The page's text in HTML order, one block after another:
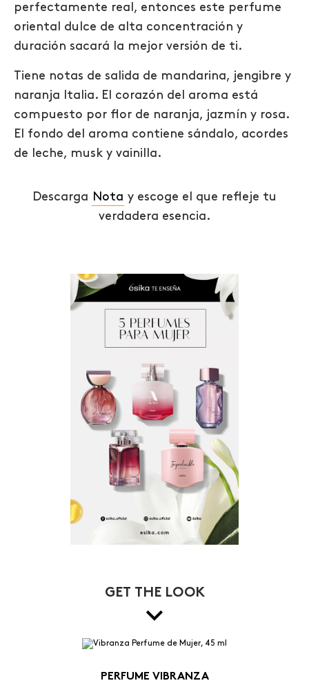
perfectamente real, entonces este perfume
oriental dulce de alta concentración y
duración sacará la mejor versión de ti.
Tiene notas de salida de mandarina, jengibre y
naranja Italia. El corazón del aroma está
compuesto por flor de naranja, jazmín y rosa.
El fondo del aroma contiene sándalo, acordes
de leche, musk y vainilla.
Descarga Nota y escoge el que refleje tu
verdadera esencia.
GET THE LOOK
PERFUME VIBRANZA